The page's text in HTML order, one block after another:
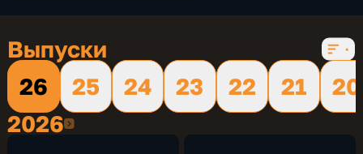
Выпуски
26
25 24 23 22 21
20
20262026